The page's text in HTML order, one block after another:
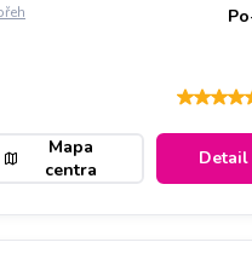
Mapa
centra
Detail